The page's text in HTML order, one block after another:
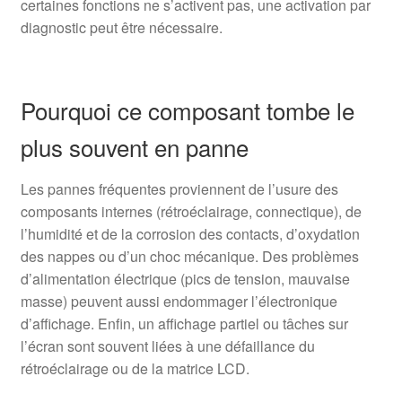
certaines fonctions ne s’activent pas, une activation par
diagnostic peut être nécessaire.
Pourquoi ce composant tombe le
plus souvent en panne
Les pannes fréquentes proviennent de l’usure des
composants internes (rétroéclairage, connectique), de
l’humidité et de la corrosion des contacts, d’oxydation
des nappes ou d’un choc mécanique. Des problèmes
d’alimentation électrique (pics de tension, mauvaise
masse) peuvent aussi endommager l’électronique
d’affichage. Enfin, un affichage partiel ou tâches sur
l’écran sont souvent liées à une défaillance du
rétroéclairage ou de la matrice LCD.